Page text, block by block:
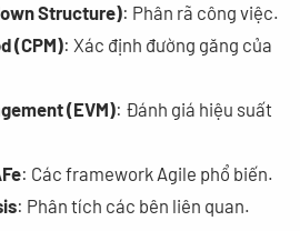
Structure): Phân rã công việc.
(CPM): Xác định đường găng của
(EVM): Đánh giá hiệu suất
: Các framework Agile phổ biến.
: Phân tích các bên liên quan.